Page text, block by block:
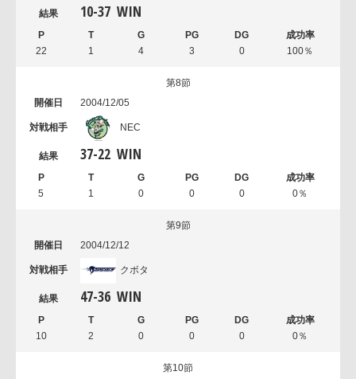
10-37 WIN
22 1 4 3 0 100％
第8節
2004/12/05
NEC
37-22 WIN
5 1 0 0 0 0％
第9節
2004/12/12
クボタ
47-36 WIN
10 2 0 0 0 0％
第10節